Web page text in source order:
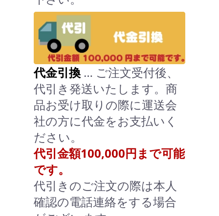
代金引換 … ご注文受付後、
代引き発送いたします。商
品お受け取りの際に運送会
社の方に代金をお支払いく
ださい。
代引金額100,000円まで可能
です。
代引きのご注文の際は本人
確認の電話連絡をする場合